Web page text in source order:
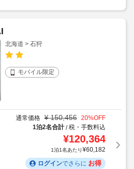
北海道 > 石狩
モバイル限定
通常価格 ¥ 150,456 20%OFF
1泊2名合計/税・手数料込
¥120,364
1泊1名あたり¥60,182
ログインでさらに お得